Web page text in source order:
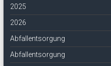
2025
2026
Abfallentsorgung
Abfallentsorgung